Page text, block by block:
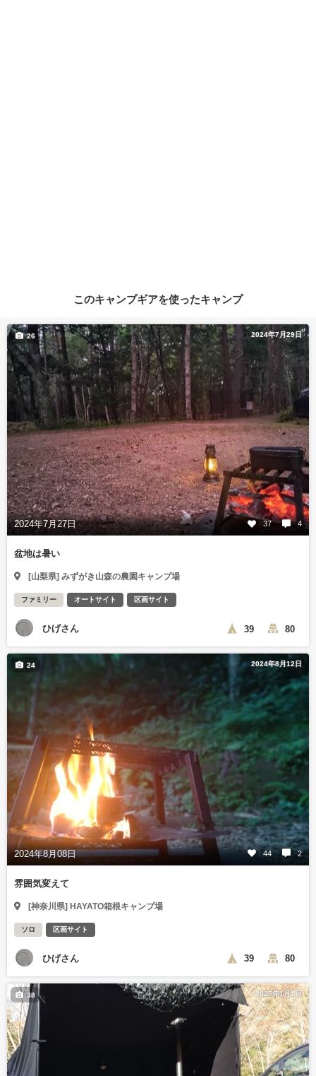
このキャンプギアを使ったキャンプ
2024年7月29日
2024年7月27日 37 4
26
盆地は暑い
[山梨県] みずがき山森の農園キャンプ場
ファミリー オートサイト 区画サイト
ひげさん 39 80
2024年8月12日
2024年8月08日 44 2
24
雰囲気変えて
[神奈川県] HAYATO箱根キャンプ場
ソロ 区画サイト
ひげさん 39 80
2025年1月1日
38